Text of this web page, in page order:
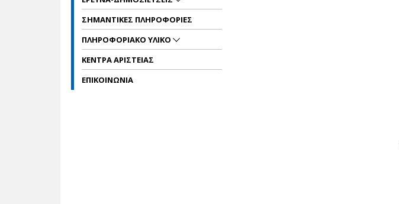
ΣΗΜΑΝΤΙΚΕΣ ΠΛΗΡΟΦΟΡΙΕΣ
ΠΛΗΡΟΦΟΡΙΑΚΟ ΥΛΙΚΟ
ΚΕΝΤΡΑ ΑΡΙΣΤΕΙΑΣ
ΕΠΙΚΟΙΝΩΝΙΑ